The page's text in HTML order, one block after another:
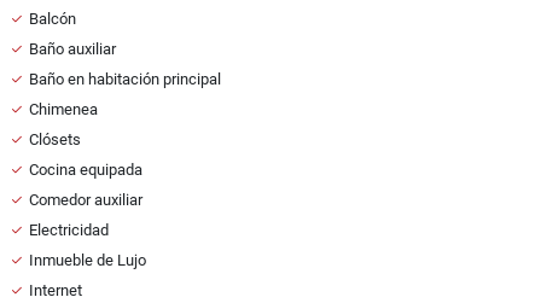
Balcón
Baño auxiliar
Baño en habitación principal
Chimenea
Clósets
Cocina equipada
Comedor auxiliar
Electricidad
Inmueble de Lujo
Internet